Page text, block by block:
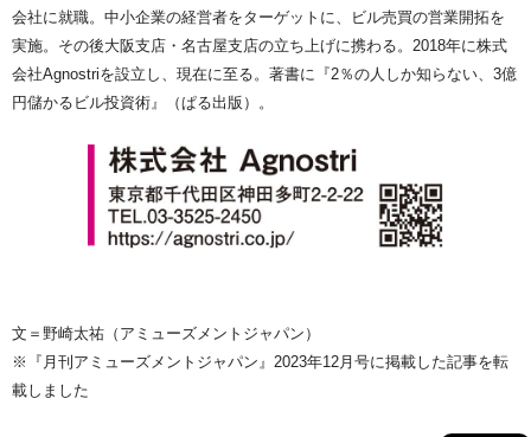
会社に就職。中小企業の経営者をターゲットに、ビル売買の営業開拓を
実施。その後大阪支店・名古屋支店の立ち上げに携わる。2018年に株式
会社Agnostriを設立し、現在に至る。著書に『2％の人しか知らない、3億
円儲かるビル投資術』（ぱる出版）。
文＝野崎太祐（アミューズメントジャパン）
※『月刊アミューズメントジャパン』2023年12月号に掲載した記事を転
載しました